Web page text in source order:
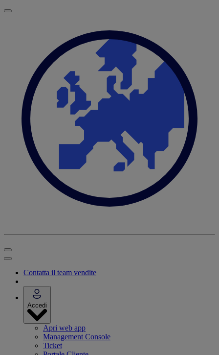
Contatta il team vendite
Accedi
Apri web app
Management Console
Ticket